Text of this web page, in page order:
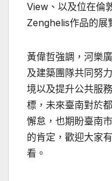
View、以及位在倫
Zenghelis作品的展
黃偉哲強調，河樂
及建築團隊共同努
境以及提升公共服
標，未來臺南對於
懈怠，也期盼臺南
的肯定，歡迎大家
看。